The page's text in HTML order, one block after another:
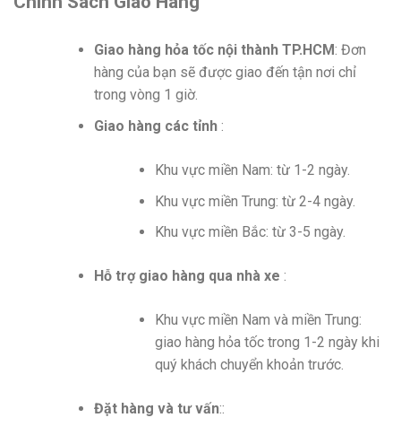
Giao hàng hỏa tốc nội thành TP.HCM: Đơn
hàng của bạn sẽ được giao đến tận nơi chỉ
trong vòng 1 giờ.
Giao hàng các tỉnh :
Khu vực miền Nam: từ 1-2 ngày.
Khu vực miền Trung: từ 2-4 ngày.
Khu vực miền Bắc: từ 3-5 ngày.
Hỗ trợ giao hàng qua nhà xe :
Khu vực miền Nam và miền Trung:
giao hàng hỏa tốc trong 1-2 ngày khi
quý khách chuyển khoản trước.
Đặt hàng và tư vấn::